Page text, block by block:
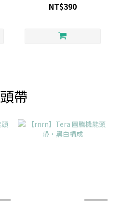
NT$390
頭帶